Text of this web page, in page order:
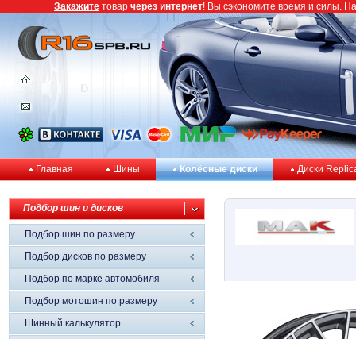
Главная Шины Колёсные диски Диски
Подбор шин и дисков
Подбор шин по размеру
Подбор дисков по размеру
Подбор по марке автомобиля
Подбор мотошин по размеру
Шинный калькулятор
Закажите товар через интернет! Вы сэкономите время и силы.